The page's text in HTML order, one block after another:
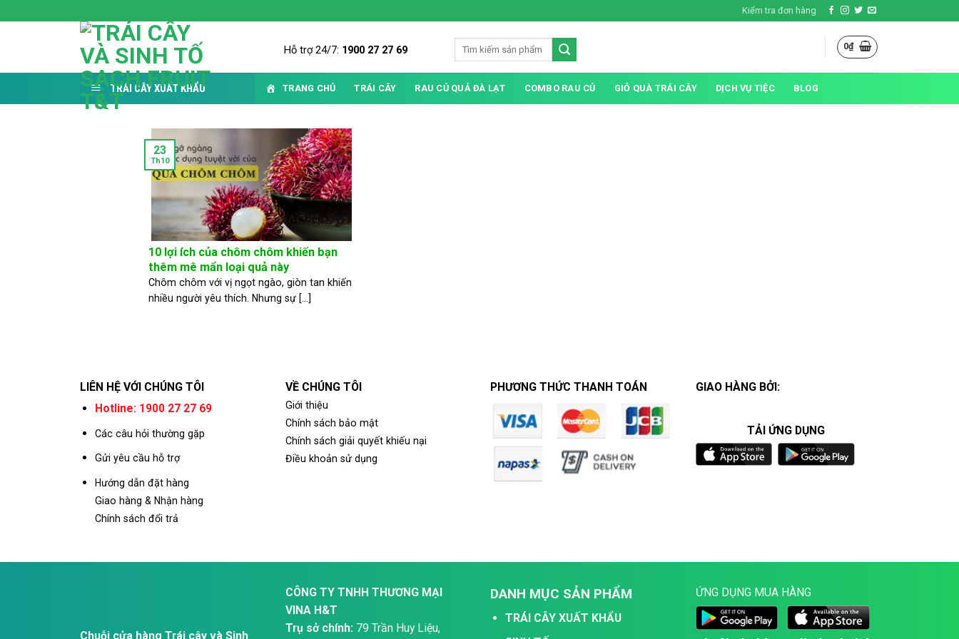
to
Kiểm tra đơn hàng
Hỗ trợ 24/7: 1900 27 27 69 0₫
TRÁI CÂY XUẤT KHẨU TRANG CHỦ TRÁI CÂY RAU CỦ QUẢ ĐÀ LẠT COMBO RAU CỦ GIỎ QUÀ TRÁI CÂY DỊCH VỤ TIỆC BLOG
10 lợi ích của chôm chôm khiến bạn
thêm mê mẩn loại quả này
Chôm chôm với vị ngọt ngào, giòn tan khiến
nhiều người yêu thích. Nhưng sự [...]
23
Th10
LIÊN HỆ VỚI CHÚNG TÔI
Hotline: 1900 27 27 69
Các câu hỏi thường gặp
Gửi yêu cầu hỗ trợ
Hướng dẫn đặt hàng
Giao hàng & Nhận hàng
Chính sách đổi trả
VỀ CHÚNG TÔI
Giới thiệu
Chính sách bảo mật
Chính sách giải quyết khiếu nại
Điều khoản sử dụng
PHƯƠNG THỨC THANH TOÁN GIAO HÀNG BỞI:
TẢI ỨNG DỤNG
Chuỗi cửa hàng Trái cây và Sinh
CÔNG TY TNHH THƯƠNG MẠI
VINA H&T
Trụ sở chính: 79 Trần Huy Liệu,
DANH MỤC SẢN PHẨM
TRÁI CÂY XUẤT KHẨU
ỨNG DỤNG MUA HÀNG